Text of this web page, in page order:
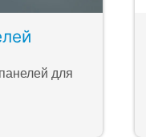
для